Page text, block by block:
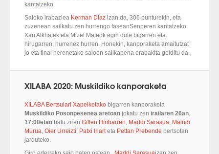
kantatzeko.
Saioko irabazlea Kerman Diaz izan da, 306 punturekin, eta
zuzenean sailkatu zen hurrengo faseanSenperen kantatzeko.
Xan Alkhatek eta Mizel Mateok egin dute bigarren eta
hirugarren, hurrenez hurren. Honekin, kanporaketa amaitutzat
jo eta final herenetako saioen sailkapena erabakita gelditu da.
XILABA 2020: Muskildiko kanporaketa
XILABA Bertsulari Xapelketako bigarren kanporaketa
Muskildiko Posonpesenea aretoan jokatu zen irailaren 26an.
17:00etan batu ziren Gillen Hiribarren, Maddi Sarasua, Maindi
Murua, Oier Urreizti, Patxi Iriarteta Pettan Prebende bertsotan
jarduteko.